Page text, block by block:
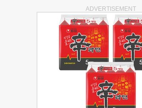
ADVERTISEMENT